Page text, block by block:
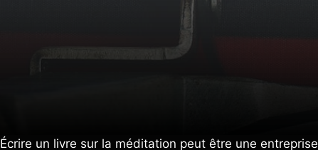
Écrire un livre sur la méditation peut être une